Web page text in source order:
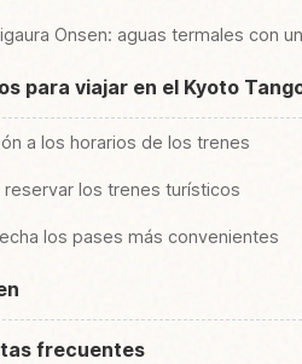
Onsen: aguas termales con
para viajar en el Kyoto
a los horarios de los trenes
reservar los trenes turísticos
los pases más convenientes
frecuentes